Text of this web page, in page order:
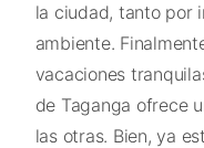
la ciudad, tanto por
ambiente.
vacaciones
de Taganga ofrece
las otras. Bien, ya